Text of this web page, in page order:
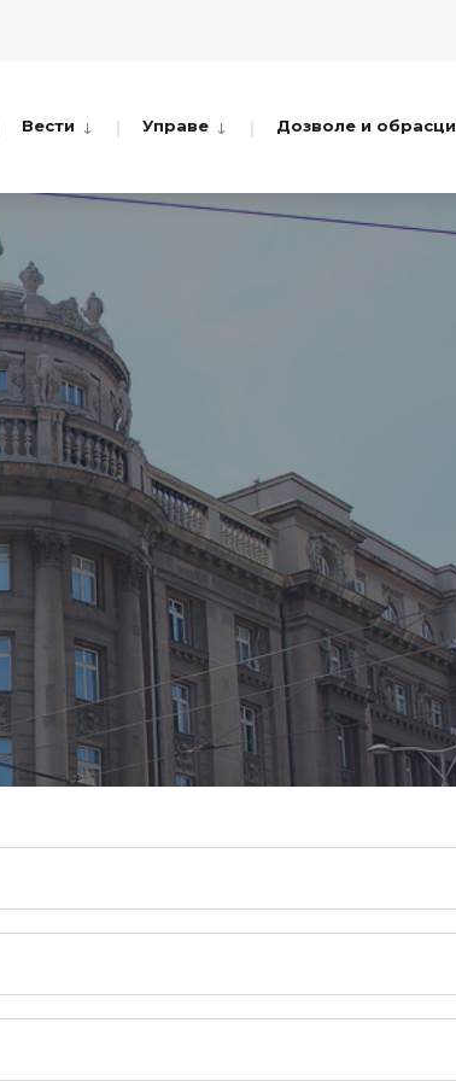
Вести Управе Дозволе и обрасци